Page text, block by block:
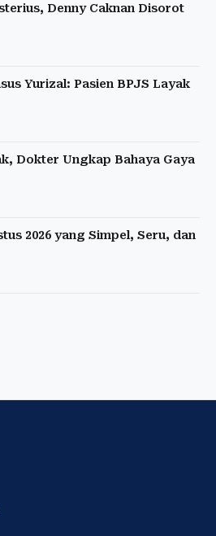
Denny Caknan Disorot
Yurizal: Pasien BPJS Layak
Dokter Ungkap Bahaya Gaya
2026 yang Simpel, Seru, dan